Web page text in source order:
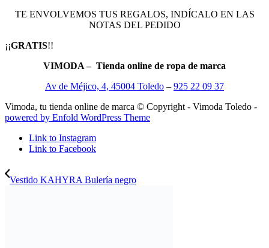
TE ENVOLVEMOS TUS REGALOS, INDÍCALO EN LAS
NOTAS DEL PEDIDO
¡¡GRATIS!!
VIMODA – Tienda online de ropa de marca
Av de Méjico, 4, 45004 Toledo – 925 22 09 37
Vimoda, tu tienda online de marca © Copyright - Vimoda Toledo -
powered by Enfold WordPress Theme
Link to Instagram
Link to Facebook
Vestido KAHYRA Bulería negro